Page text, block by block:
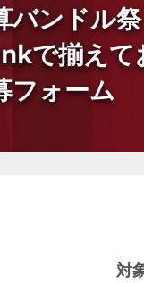
バンドル祭
で揃えて
フォーム
対